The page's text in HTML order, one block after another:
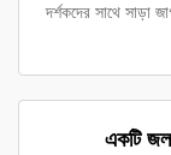
দর্শকদের সাথে সাড়া
একটি